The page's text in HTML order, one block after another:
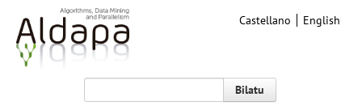
Castellano English
Bilatu